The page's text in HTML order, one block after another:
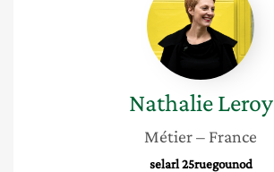
Nathalie Leroy
Métier– France
selarl 25ruegounod